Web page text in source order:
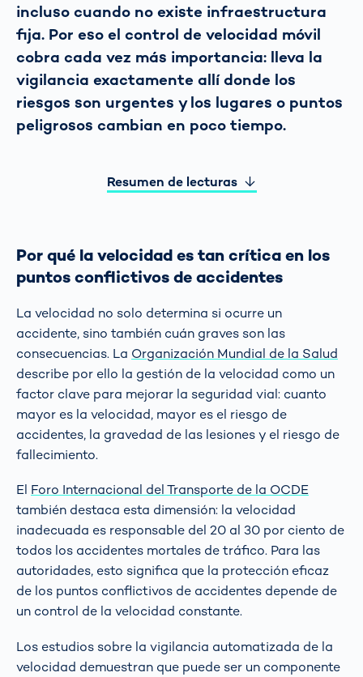
incluso cuando no existe infraestructura
fija. Por eso el control de velocidad móvil
cobra cada vez más importancia: lleva la
vigilancia exactamente allí donde los
riesgos son urgentes y los lugares o puntos
peligrosos cambian en poco tiempo.
Resumen de lecturas
Por qué la velocidad es tan crítica en los
puntos conflictivos de accidentes
La velocidad no solo determina si ocurre un
accidente, sino también cuán graves son las
consecuencias. La Organización Mundial de la Salud
describe por ello la gestión de la velocidad como un
factor clave para mejorar la seguridad vial: cuanto
mayor es la velocidad, mayor es el riesgo de
accidentes, la gravedad de las lesiones y el riesgo de
fallecimiento.
El Foro Internacional del Transporte de la OCDE
también destaca esta dimensión: la velocidad
inadecuada es responsable del 20 al 30 por ciento de
todos los accidentes mortales de tráfico. Para las
autoridades, esto significa que la protección eficaz
de los puntos conflictivos de accidentes depende de
un control de la velocidad constante.
Los estudios sobre la vigilancia automatizada de la
velocidad demuestran que puede ser un componente